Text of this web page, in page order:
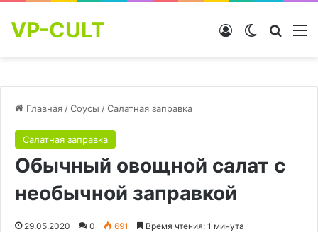
VP-CULT Switch skin
Войти
Главная /Соусы /Салатная заправка
Салатная заправка
Обычный овощной салат с
необычной заправкой
29.05.2020 0 691 Время чтения: 1 минута